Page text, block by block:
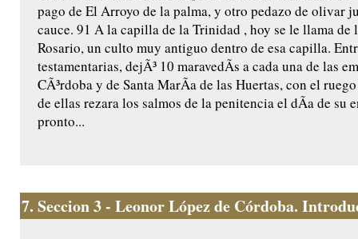
pago de El Arroyo de la palma, y otro pedazo de olivar
cauce. 91 A la capilla de la Trinidad , hoy se le llama de
Rosario, un culto muy antiguo dentro de esa capilla.
testamentarias, dejÃ³ 10 maravedÃ­s a cada una de las
CÃ³rdoba y de Santa MarÃ­a de las Huertas, con el
de ellas rezara los salmos de la penitencia el dÃ­a de su
pronto...
7. Seccion 3 - Leonor López de Córdoba.